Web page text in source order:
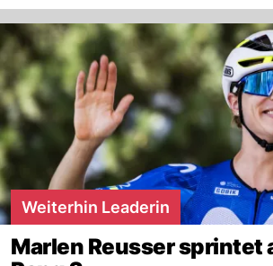
Weiterhin Leaderin
Marlen Reusser sprintet